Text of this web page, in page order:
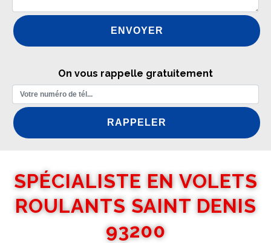
On vous rappelle gratuitement
SPÉCIALISTE EN VOLETS
ROULANTS SAINT DENIS
93200